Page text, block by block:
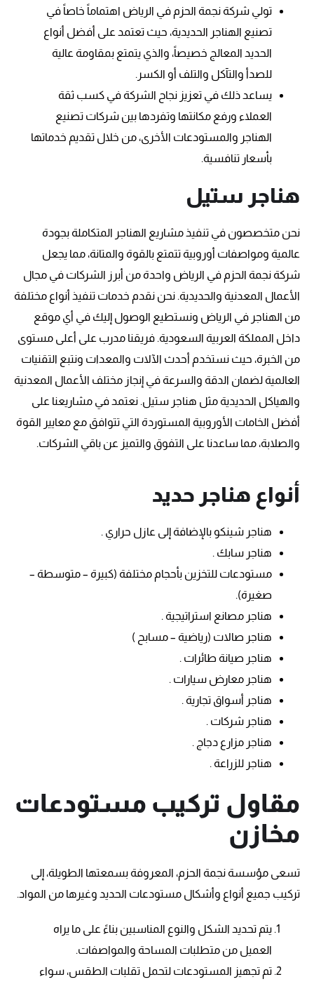
تولي شركة نجمة الحزم في الرياض اهتماماً خاصاً في
تصنيع الهناجر الحديدية، حيث تعتمد على أفضل أنواع
الحديد المعالج خصيصاً، والذي يتمتع بمقاومة عالية
للصدأ والتآكل والتلف أو الكسر.
يساعد ذلك في تعزيز نجاح الشركة في كسب ثقة
العملاء ورفع مكانتها وتفردها بين شركات تصنيع
الهناجر والمستودعات الأخرى، من خلال تقديم خدماتها
بأسعار تنافسية.
هناجر ستيل
نحن متخصصون في تنفيذ مشاريع الهناجر المتكاملة بجودة
عالمية ومواصفات أوروبية تتمتع بالقوة والمتانة، مما يجعل
شركة نجمة الحزم في الرياض واحدة من أبرز الشركات في مجال
الأعمال المعدنية والحديدية. نحن نقدم خدمات تنفيذ أنواع مختلفة
من الهناجر في الرياض ونستطيع الوصول إليك في أي موقع
داخل المملكة العربية السعودية. فريقنا مدرب على أعلى مستوى
من الخبرة، حيث نستخدم أحدث الآلات والمعدات ونتبع التقنيات
العالمية لضمان الدقة والسرعة في إنجاز مختلف الأعمال المعدنية
والهياكل الحديدية مثل هناجر ستيل. نعتمد في مشاريعنا على
أفضل الخامات الأوروبية المستوردة التي تتوافق مع معايير القوة
والصلابة، مما ساعدنا على التفوق والتميز عن باقي الشركات.
أنواع هناجر حديد
هناجر شينكو بالإضافة إلى عازل حراري .
هناجر سابك .
مستودعات للتخزين بأحجام مختلفة (كبيرة – متوسطة –
صغيرة).
هناجر مصانع استراتيجية .
هناجر صالات (رياضية – مسابح )
هناجر صيانة طائرات .
هناجر معارض سيارات .
هناجر أسواق تجارية .
هناجر شركات .
هناجر مزارع دجاج .
هناجر للزراعة .
مقاول تركيب مستودعات
مخازن
تسعى مؤسسة نجمة الحزم، المعروفة بسمعتها الطويلة، إلى
تركيب جميع أنواع وأشكال مستودعات الحديد وغيرها من المواد.
يتم تحديد الشكل والنوع المناسبين بناءً على ما يراه
العميل من متطلبات المساحة والمواصفات.
تم تجهيز المستودعات لتحمل تقلبات الطقس، سواء